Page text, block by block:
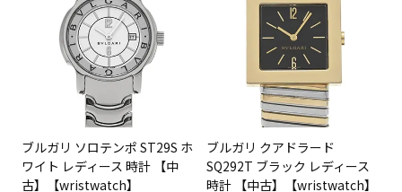
ブルガリ ソロテンポ ST29S ホ
ワイト レディース 時計 【中
古】【wristwatch】
ブルガリ クアドラード
SQ292T ブラック レディース
時計 【中古】【wristwatch】